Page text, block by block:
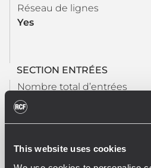
This website uses cookies
Réseau de lignes
Yes
SECTION ENTRÉES
Nombre total d’entrées
8
Équilibré
Asymétrique